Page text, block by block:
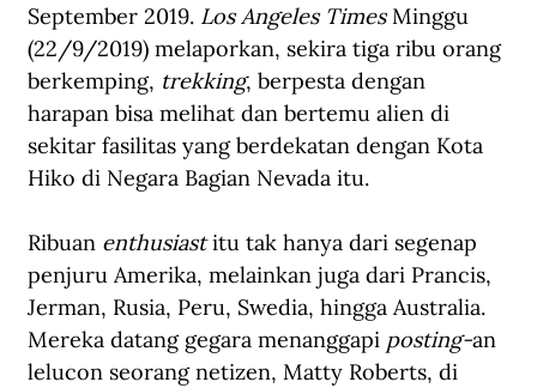
September 2019. Los Angeles Times Minggu
(22/9/2019) melaporkan, sekira tiga ribu orang
berkemping, trekking, berpesta dengan
harapan bisa melihat dan bertemu alien di
sekitar fasilitas yang berdekatan dengan Kota
Hiko di Negara Bagian Nevada itu.
Ribuan enthusiast itu tak hanya dari segenap
penjuru Amerika, melainkan juga dari Prancis,
Jerman, Rusia, Peru, Swedia, hingga Australia.
Mereka datang gegara menanggapi posting-an
lelucon seorang netizen, Matty Roberts, di